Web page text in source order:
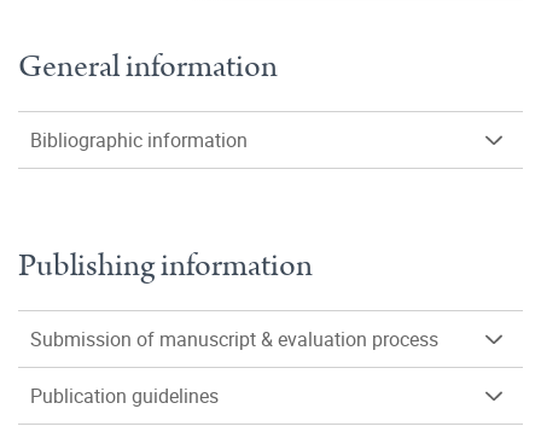
General information
Bibliographic information
Publishing information
Submission of manuscript & evaluation process
Publication guidelines